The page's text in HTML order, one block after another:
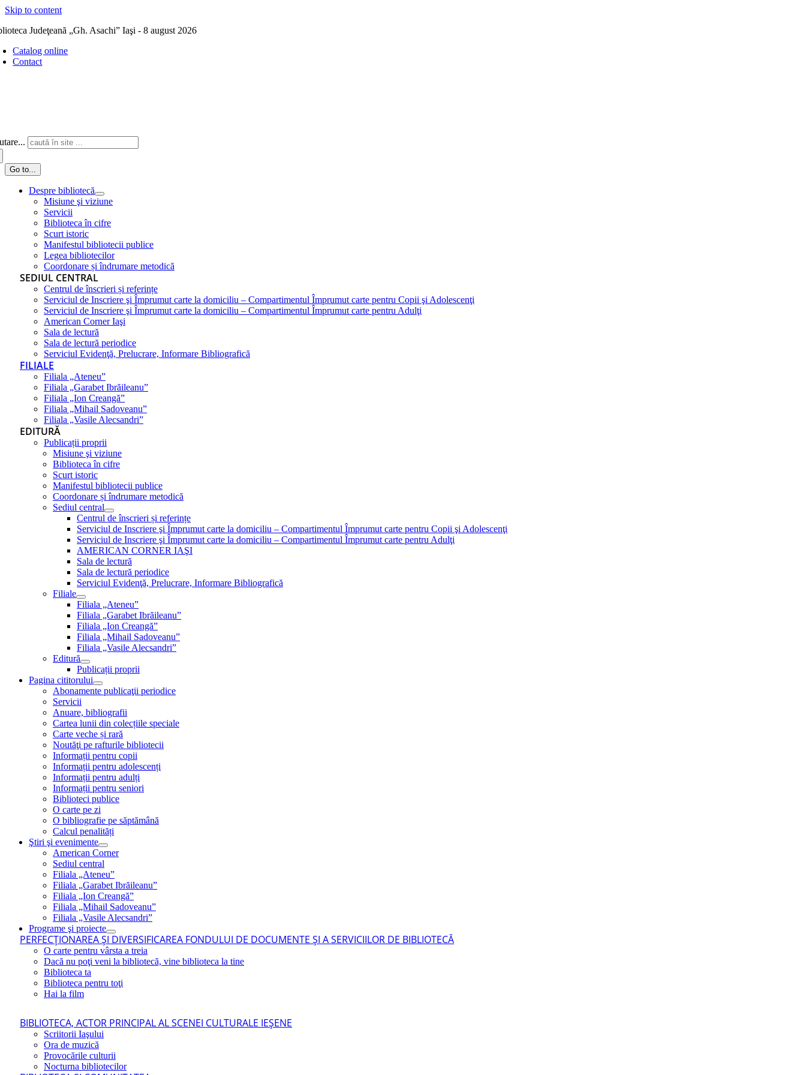
Skip to content
Judeţeană „Gh. Asachi” Iaşi - 8 august 2026
Catalog online
Contact
Go to...
Despre bibliotecă
Misiune şi viziune
Servicii
Biblioteca în cifre
Scurt istoric
Manifestul bibliotecii publice
Legea bibliotecilor
Coordonare și îndrumare metodică
SEDIUL CENTRAL
Centrul de înscrieri și referințe
Serviciul de Inscriere şi Împrumut carte la domiciliu – Compartimentul Împrumut carte pentru Copii şi Adolescenţi
Serviciul de Inscriere şi Împrumut carte la domiciliu – Compartimentul Împrumut carte pentru Adulţi
American Corner Iaşi
Sala de lectură
Sala de lectură periodice
Serviciul Evidenţă, Prelucrare, Informare Bibliografică
FILIALE
Filiala „Ateneu”
Filiala „Garabet Ibrăileanu”
Filiala „Ion Creangă”
Filiala „Mihail Sadoveanu”
Filiala „Vasile Alecsandri”
EDITURĂ
Publicații proprii
Misiune şi viziune
Biblioteca în cifre
Scurt istoric
Manifestul bibliotecii publice
Coordonare și îndrumare metodică
Sediul central
Centrul de înscrieri și referințe
Serviciul de Inscriere şi Împrumut carte la domiciliu – Compartimentul Împrumut carte pentru Copii şi Adolescenţi
Serviciul de Inscriere şi Împrumut carte la domiciliu – Compartimentul Împrumut carte pentru Adulţi
AMERICAN CORNER IAŞI
Sala de lectură
Sala de lectură periodice
Serviciul Evidenţă, Prelucrare, Informare Bibliografică
Filiale
Filiala „Ateneu”
Filiala „Garabet Ibrăileanu”
Filiala „Ion Creangă”
Filiala „Mihail Sadoveanu”
Filiala „Vasile Alecsandri”
Editură
Publicații proprii
Pagina cititorului
Abonamente publicaţii periodice
Servicii
Anuare, bibliografii
Cartea lunii din colecțiile speciale
Carte veche și rară
Noutăţi pe rafturile bibliotecii
Informații pentru copii
Informații pentru adolescenți
Informații pentru adulți
Informații pentru seniori
Biblioteci publice
O carte pe zi
O bibliografie pe săptămână
Calcul penalități
Ştiri şi evenimente
American Corner
Sediul central
Filiala „Ateneu”
Filiala „Garabet Ibrăileanu”
Filiala „Ion Creangă”
Filiala „Mihail Sadoveanu”
Filiala „Vasile Alecsandri”
Programe şi proiecte
PERFECŢIONAREA ŞI DIVERSIFICAREA FONDULUI DE DOCUMENTE ŞI A SERVICIILOR DE BIBLIOTECĂ
O carte pentru vârsta a treia
Dacă nu poţi veni la bibliotecă, vine biblioteca la tine
Biblioteca ta
Biblioteca pentru toţi
Hai la film
BIBLIOTECA, ACTOR PRINCIPAL AL SCENEI CULTURALE IEŞENE
Scriitorii Iaşului
Ora de muzică
Provocările culturii
Nocturna bibliotecilor